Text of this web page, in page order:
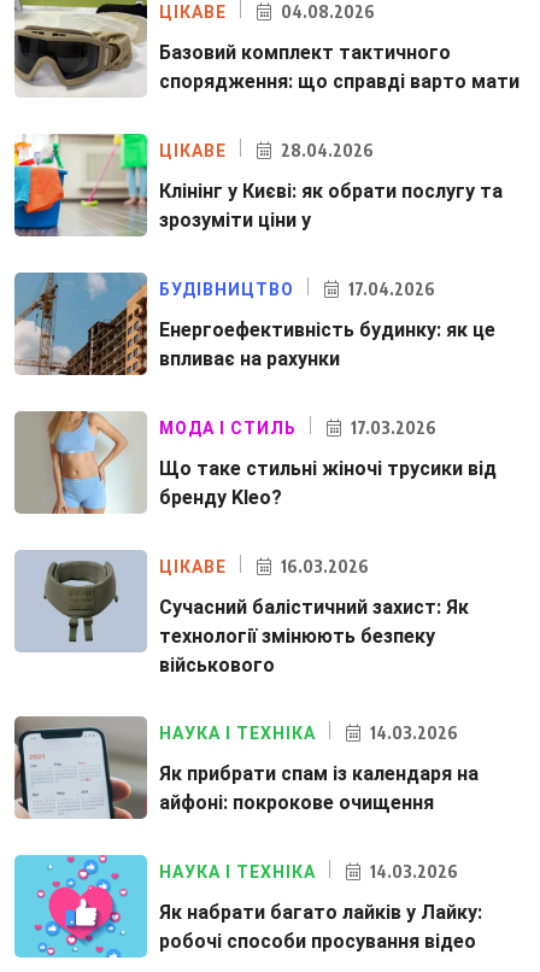
ЦІКАВЕ 04.08.2026
Базовий комплект тактичного
спорядження: що справді варто мати
ЦІКАВЕ 28.04.2026
Клінінг у Києві: як обрати послугу та
зрозуміти ціни у
БУДІВНИЦТВО 17.04.2026
Енергоефективність будинку: як це
впливає на рахунки
МОДА І СТИЛЬ 17.03.2026
Що таке стильні жіночі трусики від
бренду Kleo?
ЦІКАВЕ 16.03.2026
Сучасний балістичний захист: Як
технології змінюють безпеку
військового
НАУКА І ТЕХНІКА 14.03.2026
Як прибрати спам із календаря на
айфоні: покрокове очищення
НАУКА І ТЕХНІКА 14.03.2026
Як набрати багато лайків у Лайку:
робочі способи просування відео